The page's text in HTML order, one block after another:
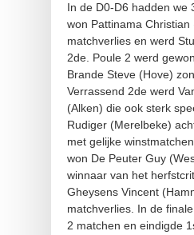
In de D0-D6 hadden we
won Pattinama
matchverlies en werd
2de. Poule 2 werd
Brande Steve (Hove)
Verrassend 2de werd
(Alken) die ook sterk
Rudiger (Merelbeke)
met gelijke
won De Peuter Guy
winnaar van het
Gheysens Vincent
matchverlies. In de
2 matchen en eindigde